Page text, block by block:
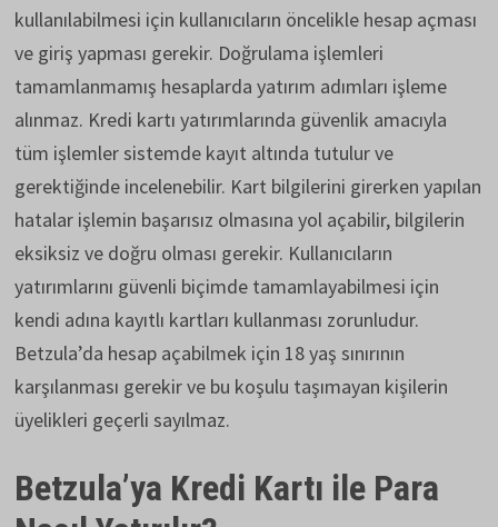
kullanılabilmesi için kullanıcıların öncelikle hesap açması
ve giriş yapması gerekir. Doğrulama işlemleri
tamamlanmamış hesaplarda yatırım adımları işleme
alınmaz. Kredi kartı yatırımlarında güvenlik amacıyla
tüm işlemler sistemde kayıt altında tutulur ve
gerektiğinde incelenebilir. Kart bilgilerini girerken yapılan
hatalar işlemin başarısız olmasına yol açabilir, bilgilerin
eksiksiz ve doğru olması gerekir. Kullanıcıların
yatırımlarını güvenli biçimde tamamlayabilmesi için
kendi adına kayıtlı kartları kullanması zorunludur.
Betzula’da hesap açabilmek için 18 yaş sınırının
karşılanması gerekir ve bu koşulu taşımayan kişilerin
üyelikleri geçerli sayılmaz.
Betzula’ya Kredi Kartı ile Para